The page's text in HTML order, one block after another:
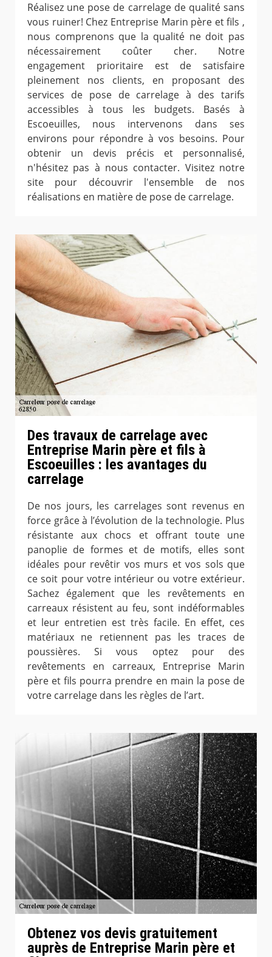
Réalisez une pose de carrelage de qualité sans
vous ruiner! Chez Entreprise Marin père et fils ,
nous comprenons que la qualité ne doit pas
nécessairement coûter cher. Notre
engagement prioritaire est de satisfaire
pleinement nos clients, en proposant des
services de pose de carrelage à des tarifs
accessibles à tous les budgets. Basés à
Escoeuilles, nous intervenons dans ses
environs pour répondre à vos besoins. Pour
obtenir un devis précis et personnalisé,
n'hésitez pas à nous contacter. Visitez notre
site pour découvrir l'ensemble de nos
réalisations en matière de pose de carrelage.
Des travaux de carrelage avec
Entreprise Marin père et fils à
Escoeuilles : les avantages du
carrelage
De nos jours, les carrelages sont revenus en
force grâce à l’évolution de la technologie. Plus
résistante aux chocs et offrant toute une
panoplie de formes et de motifs, elles sont
idéales pour revêtir vos murs et vos sols que
ce soit pour votre intérieur ou votre extérieur.
Sachez également que les revêtements en
carreaux résistent au feu, sont indéformables
et leur entretien est très facile. En effet, ces
matériaux ne retiennent pas les traces de
poussières. Si vous optez pour des
revêtements en carreaux, Entreprise Marin
père et fils pourra prendre en main la pose de
votre carrelage dans les règles de l’art.
Obtenez vos devis gratuitement
auprès de Entreprise Marin père et